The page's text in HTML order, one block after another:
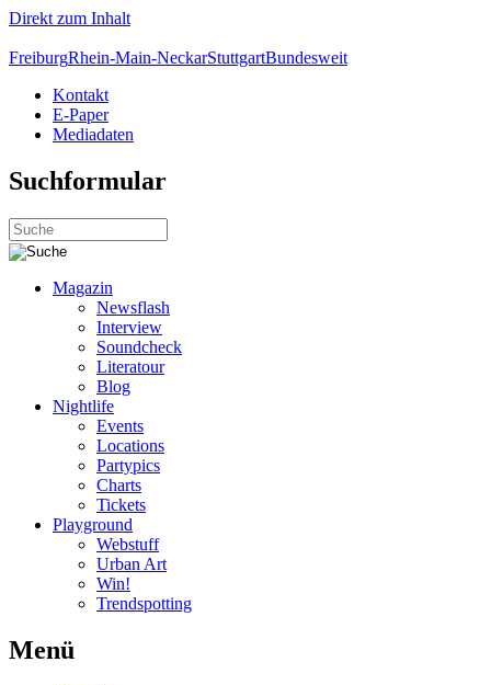
Direkt zum Inhalt
FreiburgRhein-Main-NeckarStuttgartBundesweit
Kontakt
E-Paper
Mediadaten
Suchformular
Magazin
Newsflash
Interview
Soundcheck
Literatour
Blog
Nightlife
Events
Locations
Partypics
Charts
Tickets
Playground
Webstuff
Urban Art
Win!
Trendspotting
Menü